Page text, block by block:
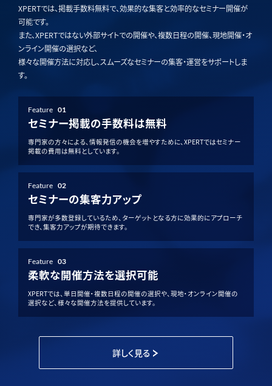
XPERTでは、掲載手数料無料で、効果的な集客と効率的なセミナー開催が
可能です。
また、XPERTではない外部サイトでの開催や、複数日程の開催、現地開催・オ
ンライン開催の選択など、
様々な開催方法に対応し、スムーズなセミナーの集客・運営をサポートしま
す。
Feature 01
セミナー掲載の手数料は無料
専門家の方々による、情報発信の機会を増やすために、XPERTではセミナー
掲載の費用は無料としています。
Feature 02
セミナーの集客力アップ
専門家が多数登録しているため、ターゲットとなる方に効果的にアプローチ
でき、集客力アップが期待できます。
Feature 03
柔軟な開催方法を選択可能
XPERTでは、単日開催・複数日程の開催の選択や、現地・オンライン開催の
選択など、様々な開催方法を提供しています。
詳しく見る